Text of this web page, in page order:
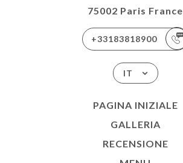
75002 Paris France
+33183818900
IT
PAGINA INIZIALE
GALLERIA
RECENSIONE